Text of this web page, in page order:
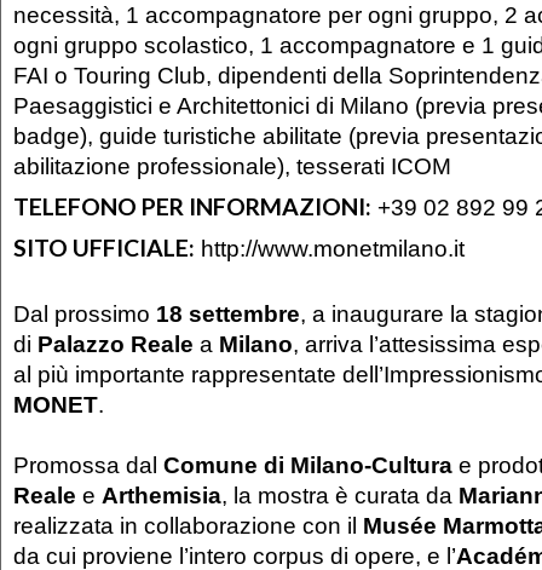
necessità, 1 accompagnatore per ogni gruppo, 2
ogni gruppo scolastico, 1 accompagnatore e 1
FAI o Touring Club, dipendenti della
Paesaggistici e Architettonici di Milano (previa
badge), guide turistiche abilitate (previa
abilitazione professionale), tesserati ICOM
TELEFONO PER INFORMAZIONI: +39 02 892 99
SITO UFFICIALE: http://www.monetmilano.it
Dal prossimo 18 settembre, a inaugurare la
di Palazzo Reale a Milano, arriva l’attesissima
al più importante rappresentate
MONET.
Promossa dal Comune di Milano-Cultura e
Reale e Arthemisia, la mostra è curata da
realizzata in collaborazione con il Musée
da cui proviene l’intero corpus di opere, e l’